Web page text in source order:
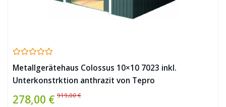
Metallgerätehaus Colossus 10×10 7023 inkl.
Unterkonstrktion anthrazit von Tepro
278,00 € 919,00 €